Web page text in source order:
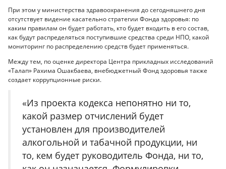
При этом у министерства здравоохранения до сегодняшнего дня
отсутствует видение касательно стратегии Фонда здоровья: по
каким правилам он будет работать, кто будет входить в его состав,
как будут распределяться поступившие средства среди НПО, какой
мониторинг по распределению средств будет применяться.
Между тем, по оценке директора Центра прикладных исследований
«Талап» Рахима Ошакбаева, внебюджетный Фонд здоровья также
создает коррупционные риски.
«Из проекта кодекса непонятно ни то,
какой размер отчислений будет
установлен для производителей
алкогольной и табачной продукции, ни
то, кем будет руководитель Фонда, ни то,